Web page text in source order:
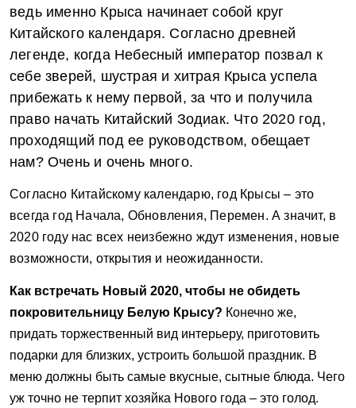
ведь именно Крыса начинает собой круг
Китайского календаря. Согласно древней
легенде, когда Небесный император позвал к
себе зверей, шустрая и хитрая Крыса успела
прибежать к нему первой, за что и получила
право начать Китайский Зодиак. Что 2020 год,
проходящий под ее руководством, обещает
нам? Очень и очень много.
Согласно Китайскому календарю, год Крысы – это
всегда год Начала, Обновления, Перемен. А значит, в
2020 году нас всех неизбежно ждут изменения, новые
возможности, открытия и неожиданности.
Как встречать Новый 2020, чтобы не обидеть
покровительницу Белую Крысу? Конечно же,
придать торжественный вид интерьеру, приготовить
подарки для близких, устроить большой праздник. В
меню должны быть самые вкусные, сытные блюда. Чего
уж точно не терпит хозяйка Нового года – это голод.